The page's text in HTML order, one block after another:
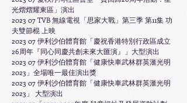
光熠熠耀東區」演出
2023 07 TVB 無線電視「思家大戰」第三季 第11集 功
夫雙節棍 上映
2023 07 伊利沙伯體育館「慶祝香港特別行政區成立
26周年『同心同慶共創未來大匯演』」大型演出
2023 07 伊利沙伯體育館「健康快車武林群英滙光明
2023」全場唯一最佳演出獎
2023 07 伊利沙伯體育館「健康快車武林群英滙光明
2023」 大型演出